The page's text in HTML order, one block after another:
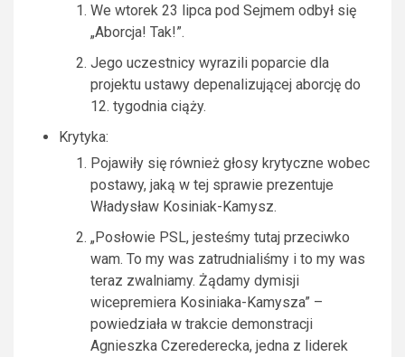
We wtorek 23 lipca pod Sejmem odbył się
„Aborcja! Tak!”.
Jego uczestnicy wyrazili poparcie dla
projektu ustawy depenalizującej aborcję do
12. tygodnia ciąży.
Krytyka:
Pojawiły się również głosy krytyczne wobec
postawy, jaką w tej sprawie prezentuje
Władysław Kosiniak-Kamysz.
„Posłowie PSL, jesteśmy tutaj przeciwko
wam. To my was zatrudnialiśmy i to my was
teraz zwalniamy. Żądamy dymisji
wicepremiera Kosiniaka-Kamysza” –
powiedziała w trakcie demonstracji
Agnieszka Czerederecka, jedna z liderek